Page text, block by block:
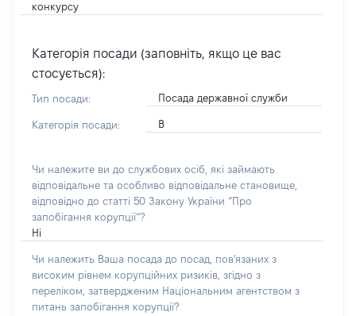
конкурсу
Категорія посади (заповніть, якщо це вас
стосується):
Тип посади: Посада державної служби
Категорія посади: В
Чи належите ви до службових осіб, які займають
відповідальне та особливо відповідальне становище,
відповідно до статті 50 Закону України “Про
запобігання корупції”?
Ні
Чи належить Ваша посада до посад, пов'язаних з
високим рівнем корупційних ризиків, згідно з
переліком, затвердженим Національним агентством з
питань запобігання корупції?